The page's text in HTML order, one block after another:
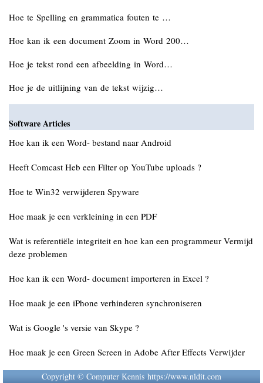
Hoe te Spelling en grammatica fouten te …
Hoe kan ik een document Zoom in Word 200…
Hoe je tekst rond een afbeelding in Word…
Hoe je de uitlijning van de tekst wijzig…
Software Articles
Hoe kan ik een Word- bestand naar Android
Heeft Comcast Heb een Filter op YouTube uploads ?
Hoe te Win32 verwijderen Spyware
Hoe maak je een verkleining in een PDF
Wat is referentiële integriteit en hoe kan een programmeur Vermijd
deze problemen
Hoe kan ik een Word- document importeren in Excel ?
Hoe maak je een iPhone verhinderen synchroniseren
Wat is Google 's versie van Skype ?
Hoe maak je een Green Screen in Adobe After Effects Verwijder
Copyright © Computer Kennis https://www.nldit.com